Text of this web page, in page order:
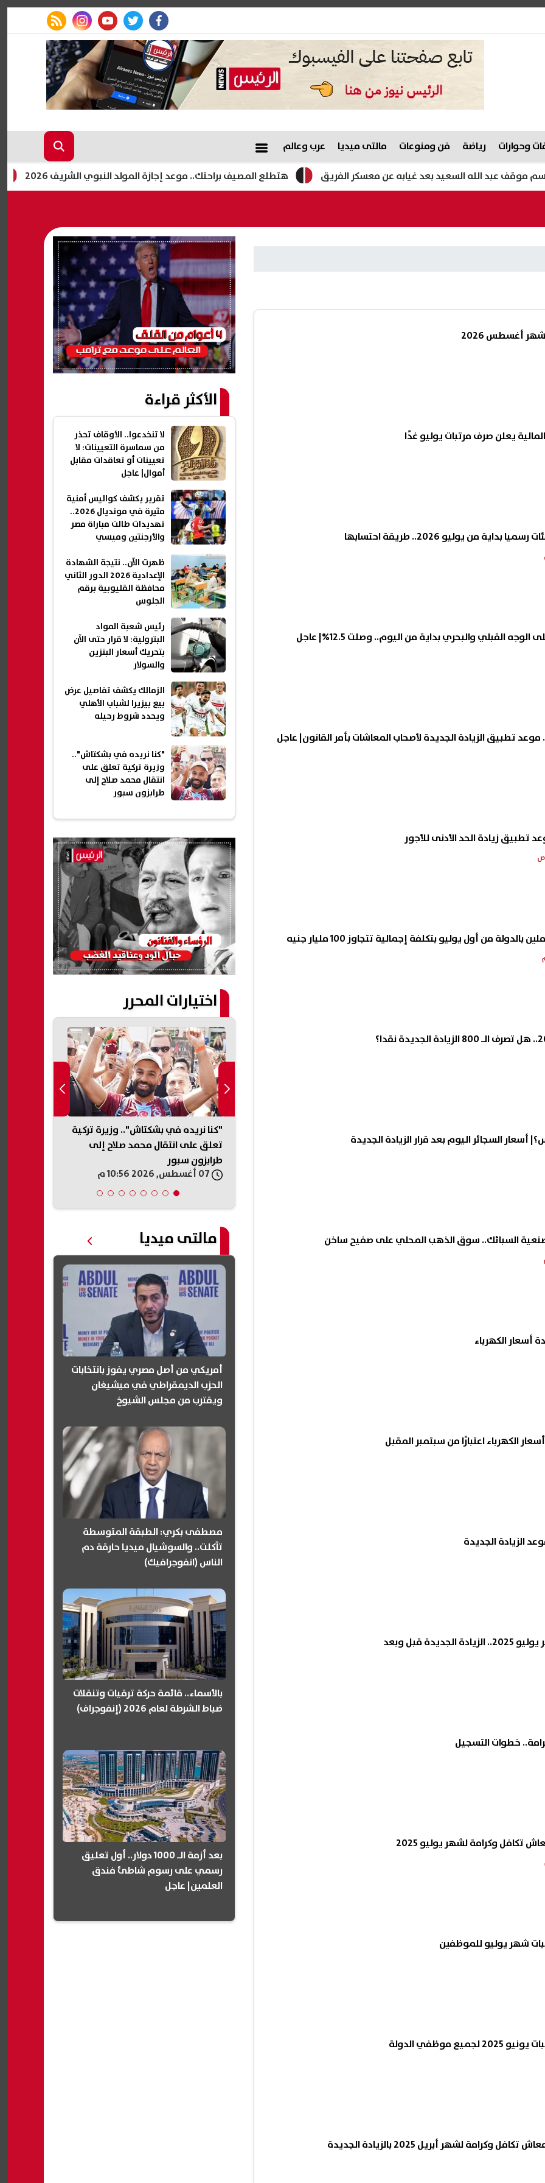
facebook
twitter
youtube
instagram
rss feed
وحوارات رياضة فن ومنوعات مالتى ميديا عرب وعالم
الزمالك هتطلع المصيف براحتك.. موعد إجازة المولد النبوي الشريف 2026 الله السعيد بعد غيابه عن معسكر الفريق
أغسطس 2026
يعلن صرف مرتبات يوليو غدًا
من يوليو 2026.. طريقة احتسابها
القبلي والبحري بداية من اليوم.. وصلت 12.5%| عاجل
تطبيق الزيادة الجديدة لأصحاب المعاشات بأمر القانون| عاجل
بالدولة من أول يوليو بتكلفة إجمالية تتجاوز 100 مليار جنيه
أسعار السجائر اليوم بعد قرار الزيادة الجديدة
السبائك.. سوق الذهب المحلي على صفيح ساخن
أسعار الكهرباء
الكهرباء اعتبارًا من سبتمبر المقبل
الزيادة الجديدة
قبل وبعد
خطوات التسجيل
تكافل وكرامة لشهر يوليو 2025
شهر يوليو للموظفين
موظفي الدولة
الأكثر قراءة
لا تنخدعوا.. الأوقاف تحذر
من سماسرة التعيينات: لا
تعيينات أو تعاقدات مقابل
أموال| عاجل
تقرير يكشف كواليس أمنية
مثيرة في مونديال 2026..
تهديدات طالت مباراة مصر
والأرجنتين وميسي
ظهرت الآن.. نتيجة الشهادة
الإعدادية 2026 الدور الثاني
محافظة القليوبية برقم
الجلوس
رئيس شعبة المواد
البترولية: لا قرار حتى الآن
بتحريك أسعار البنزين
والسولار
الزمالك يكشف تفاصيل عرض
بيع بيزيرا لشباب الأهلي
ويحدد شروط رحيله
"كنا نريده في بشكتاش"..
وزيرة تركية تعلق على
انتقال محمد صلاح إلى
طرابزون سبور
اختيارات المحرر
العالي: إعداد كوادر أكاديمية
الوعي والقيادة
على موعد الإجازة الرسمية في مصر
"كنا نريده في بشكتاش".. وزيرة تركية
تعلق على انتقال محمد صلاح إلى
طرابزون سبور
مالتى ميديا
أمريكي من أصل مصري يفوز بانتخابات
الحزب الديمقراطي في ميشيغان
ويقترب من مجلس الشيوخ
مصطفى بكري: الطبقة المتوسطة
تآكلت.. والسوشيال ميديا حارقة دم
الناس (انفوجرافيك)
بالأسماء.. قائمة حركة ترقيات وتنقلات
ضباط الشرطة لعام 2026 (إنفوجراف)
بعد أزمة الـ 1000 دولار.. أول تعليق
رسمي على رسوم شاطئ فندق
العلمين| عاجل